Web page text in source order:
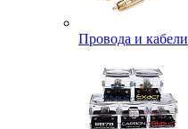
Провода и кабели